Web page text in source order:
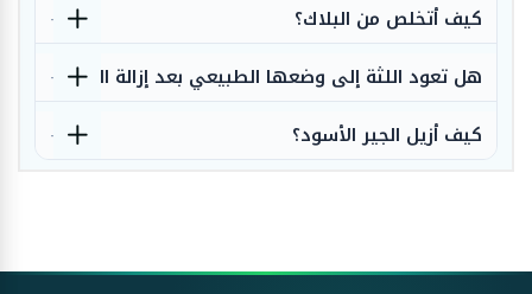
كيف أتخلص من البلاك؟
هل تعود اللثة إلى وضعها الطبيعي بعد إزالة الجير؟
كيف أزيل الجير الأسود؟